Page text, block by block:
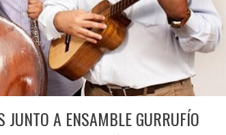
JUNTO A ENSAMBLE GURRUFÍO